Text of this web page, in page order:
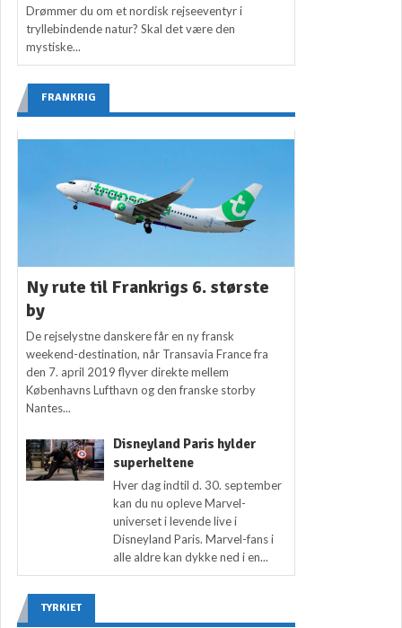
Drømmer du om et nordisk rejseeventyr i
tryllebindende natur? Skal det være den
mystiske...
FRANKRIG
Ny rute til Frankrigs 6. største
by
De rejselystne danskere får en ny fransk
weekend-destination, når Transavia France fra
den 7. april 2019 flyver direkte mellem
Københavns Lufthavn og den franske storby
Nantes...
Disneyland Paris hylder
superheltene
Hver dag indtil d. 30. september
kan du nu opleve Marvel-
universet i levende live i
Disneyland Paris. Marvel-fans i
alle aldre kan dykke ned i en...
TYRKIET